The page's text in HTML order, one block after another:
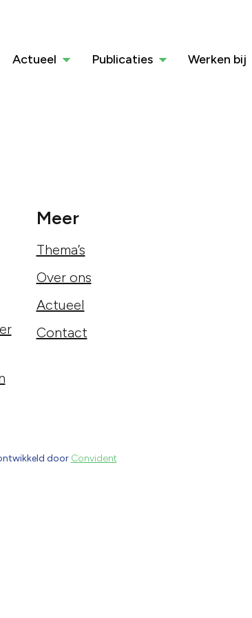
Actueel Publicaties Werken bij
Meer
Thema’s
Over ons
Actueel
Contact
door Convident